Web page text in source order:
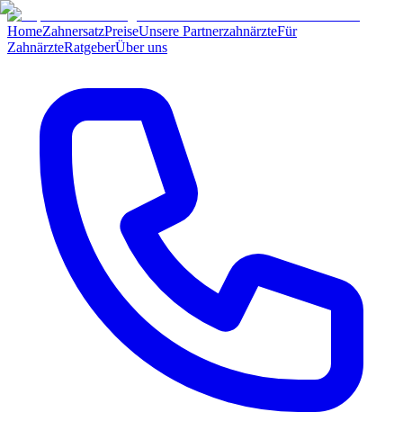
HomeZahnersatzPreiseUnsere PartnerzahnärzteFür
ZahnärzteRatgeberÜber uns